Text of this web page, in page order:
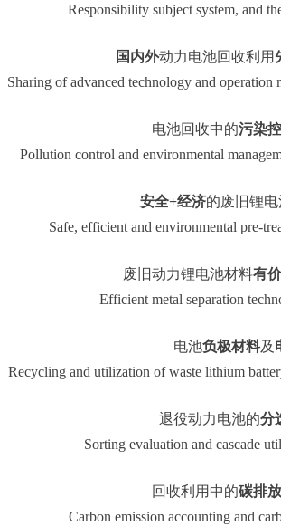
Responsibility subject system, and
国内外动力电池回收利用
Sharing of advanced technology and
电池回收中的污染
Pollution control and environmental
安全+经济的废旧锂
Safe, efficient and environmental pre-
废旧动力锂电池材料有
Efficient metal separation
电池负极材料及
Recycling and utilization of waste lithium
退役动力电池的分
Sorting evaluation and cascade
回收利用中的碳排放
Carbon emission accounting and